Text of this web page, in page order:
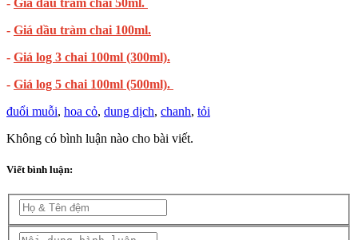
- Giá dầu tràm chai 100ml.
- Giá log 3 chai 100ml (300ml).
- Giá log 5 chai 100ml (500ml).
đuổi muỗi, hoa cỏ, dung dịch, chanh, tỏi
Không có bình luận nào cho bài viết.
Viết bình luận: